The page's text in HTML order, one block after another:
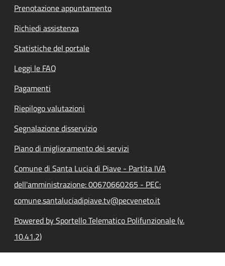
Prenotazione appuntamento
Richiedi assistenza
Statistiche del portale
Leggi le FAQ
Pagamenti
Riepilogo valutazioni
Segnalazione disservizio
Piano di miglioramento dei servizi
Comune di Santa Lucia di Piave - Partita IVA
dell'amministrazione: 00670660265 - PEC:
comune.santaluciadipiave.tv@pecveneto.it
Powered by Sportello Telematico Polifunzionale (v.
10.41.2)